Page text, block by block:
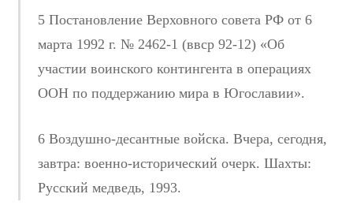
5 Постановление Верховного совета РФ от 6
марта 1992 г. № 2462-1 (ввср 92-12) «Об
участии воинского контингента в операциях
ООН по поддержанию мира в Югославии».
6 Воздушно-десантные войска. Вчера, сегодня,
завтра: военно-исторический очерк. Шахты:
Русский медведь, 1993.